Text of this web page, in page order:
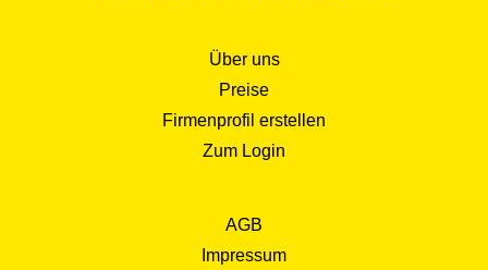
Über uns
Preise
Firmenprofil erstellen
Zum Login
AGB
Impressum